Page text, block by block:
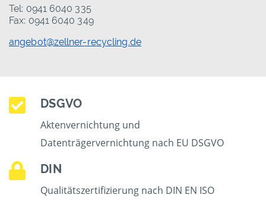
Tel: 0941 6040 335
Fax: 0941 6040 349
angebot@zellner-recycling.de
DSGVO
Aktenvernichtung und
Datenträgervernichtung nach EU DSGVO
DIN
Qualitätszertifizierung nach DIN EN ISO